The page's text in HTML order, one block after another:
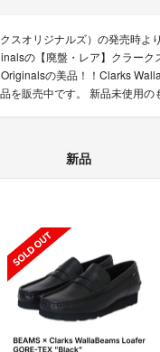
スオリジナルズ）の発売時
の【廃盤・レア】クラー
の美品！！Clarks
を販売中です。 新品未使用の
新品